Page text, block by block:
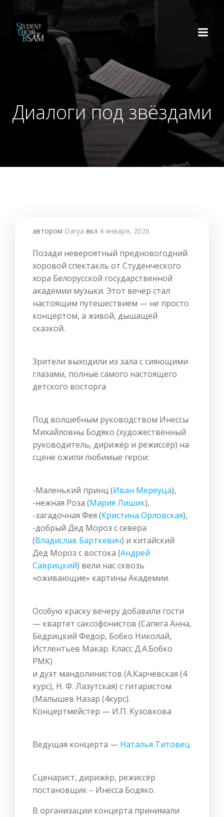
Диалоги под звёздами
автором Darya вкл 4 января, 2026
Позади невероятный предновогодний
хоровой спектакль от Студенческого
хора Белорусской государственной
академии музыки. Этот вечер стал
настоящим путешествием — не просто
концертом, а живой, дышащей
сказкой.
Зрители выходили из зала с сияющими
глазами, полные самого настоящего
детского восторга
Под волшебным руководством Инессы
Михайловны Бодяко (художественный
руководитель, дирижёр и режиссёр) на
сцене ожили любимые герои:
-Маленький принц (Иван Мереуца),
-нежная Роза (Мария Лишик),
-загадочная Фея (Кристина Орловская),
-добрый Дед Мороз с севера
(Владислав Барткевич) и китайский
Дед Мороз с востока (Андрей
Саврицкий) вели нас сквозь
«оживающие» картины Академии.
Особую краску вечеру добавили гости
— квартет саксофонистов (Сапега Анна,
Бедрицкий Федор, Бобко Николай,
Истлентьев Макар. Класс Д.А.Бобко
РМК)
и дуэт мандолинистов (А.Карчевская (4
курс), Н. Ф. Лазутская) с гитаристом
(Малышев Назар (4курс).
Концертмейстер — И.П. Кузовкова
Ведущая концерта — Наталья Титовец
Сценарист, дирижёр, режиссёр
постановщик – Инесса Бодяко.
В организации концерта принимали